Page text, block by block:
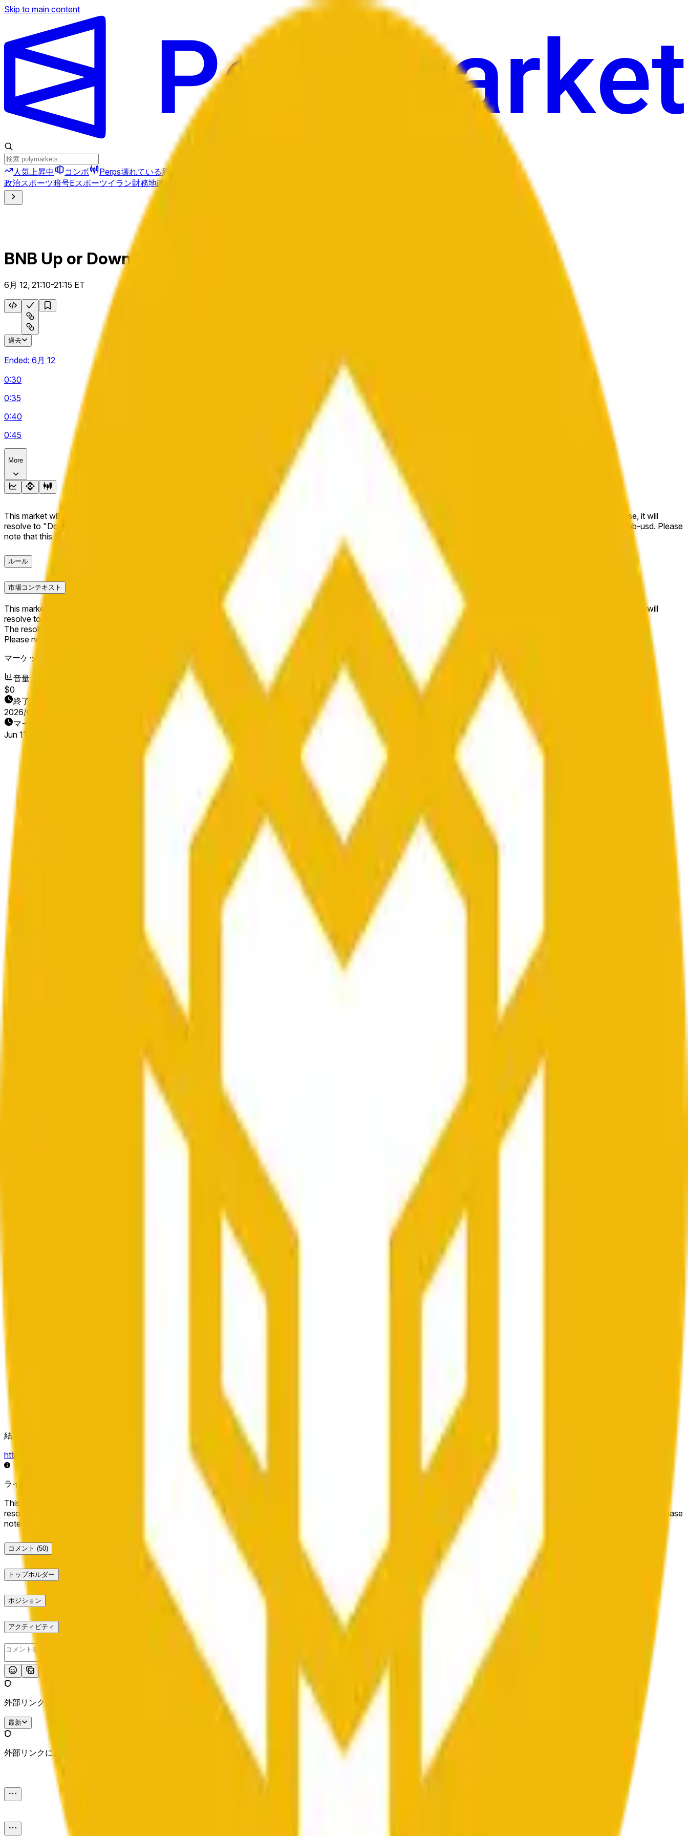
Skip to main content
人気上昇中 コンボ Perps壊れている新規
政治スポーツ暗号Eスポーツイラン財務地政学
BNB Up or Down 5 m
6月 12, 21:10-21:15 ET
過去
Ended: 6月 12
0:30
0:35
0:40
0:45
More
This market will resolve to "Up" if the BNB price at the end of the time range specified in the title is greater than or equal to the price at the beginning of that range. Otherwise, it will
resolve to "Down". The resolution source for this market is information from Chainlink, specifically the BNB/USD data stream available at https://data.chain.link/streams/bnb-usd. Please
note that this market is about the price according to Chainlink data stream BNB/USD, not according to other sources or spot markets.
ルール
市場コンテキスト
This market will resolve to "Up" if the BNB price at the end of the time range specified in the title is greater than or equal to the price at the beginning of that range. Otherwise, it will
resolve to "Down".
The resolution source for this market is information from Chainlink, specifically the BNB/USD data stream available at
https://data.chain.link/streams/bnb-usd
Please note that this market is about the price according to Chainlink data stream BNB/USD, not according to other sources or spot markets.
マーケット開始日：
音量
$0
終了日
2026/06/13
マーケット開始日
Jun 11, 2026, 9:30 PM ET
結算ソース
https://data.chain.link/streams/bnb-usd
ライブデータは数秒遅れる場合があり、他の取引所の価格動向や市場全体の状況に影響される可能性があります。
This market will resolve to "Up" if the BNB price at the end of the time range specified in the title is greater than or equal to the price at the beginning of that range. Otherwise, it will
resolve to "Down". The resolution source for this market is information from Chainlink, specifically the BNB/USD data stream available at https://data.chain.link/streams/bnb-usd. Please
note that this market is about the price according to Chainlink data stream BNB/USD, not according to other sources or spot markets.
コメント (50)
トップホルダー
ポジション
アクティビティ
外部リンクに注意してください。
最新
外部リンクに注意してください。